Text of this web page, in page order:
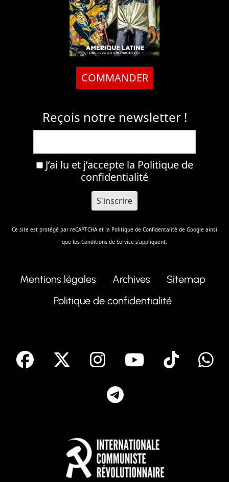
COMMANDER
Reçois notre newsletter !
J’ai lu et j’accepte la Politique de
confidentialité
Ce site est protégé par reCAPTCHA et la Politique de Confidentalité de Google ainsi
que les Conditions de Service s'appliquent.
Mentions légales Archives
Sitemap
Politique de confidentialité
facebook Instagram
Youtube
Tik